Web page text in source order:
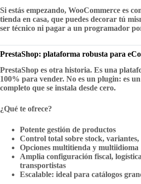
Si estás empezando, WooCommerce es
tienda en casa, que puedes decorar tú
ser técnico ni pagar a un programador
PrestaShop: plataforma robusta para
PrestaShop es otra historia. Es una
100% para vender. No es un plugin: es un
completo que se instala desde cero.
¿Qué te ofrece?
Potente gestión de productos
Control total sobre stock, variantes,
Opciones multitienda y multiidioma
Amplia configuración fiscal,
transportistas
Escalable: ideal para catálogos